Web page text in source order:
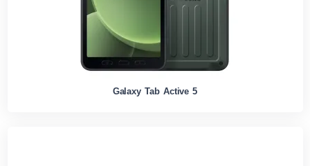
Galaxy Tab Active 5